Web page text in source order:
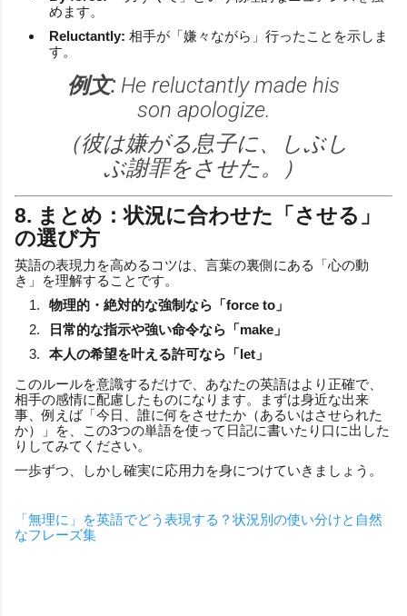
めます。
Reluctantly: 相手が「嫌々ながら」行ったことを示しま
す。
例文:He reluctantly made his
son apologize.
（彼は嫌がる息子に、しぶし
ぶ謝罪をさせた。）
8. まとめ：状況に合わせた「させる」
の選び方
英語の表現力を高めるコツは、言葉の裏側にある「心の動
き」を理解することです。
物理的・絶対的な強制なら「force to」
日常的な指示や強い命令なら「make」
本人の希望を叶える許可なら「let」
このルールを意識するだけで、あなたの英語はより正確で、
相手の感情に配慮したものになります。まずは身近な出来
事、例えば「今日、誰に何をさせたか（あるいはさせられた
か）」を、この3つの単語を使って日記に書いたり口に出した
りしてみてください。
一歩ずつ、しかし確実に応用力を身につけていきましょう。
「無理に」を英語でどう表現する？状況別の使い分けと自然
なフレーズ集